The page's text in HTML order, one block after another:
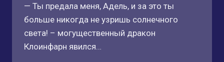
— Ты предала меня, Адель, и за это ты
больше никогда не узришь солнечного
света! – могущественный дракон
Клоинфарн явился…